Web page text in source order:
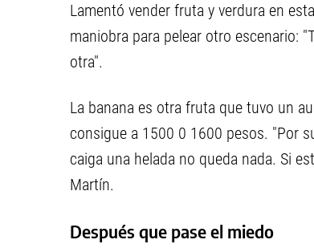
Lamentó vender fruta y verdura en
maniobra para pelear otro escenario:
otra".
La banana es otra fruta que tuvo un
consigue a 1500 0 1600 pesos. "Por
caiga una helada no queda nada. Si
Martín.
Después que pase el miedo